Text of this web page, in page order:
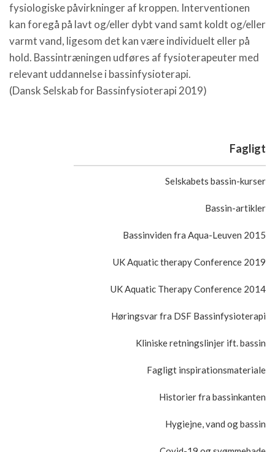
fysiologiske påvirkninger af kroppen. Interventionen
kan foregå på lavt og/eller dybt vand samt koldt og/eller
varmt vand, ligesom det kan være individuelt eller på
hold. Bassintræningen udføres af fysioterapeuter med
relevant uddannelse i bassinfysioterapi.
(Dansk Selskab for Bassinfysioterapi 2019)
Fagligt
Selskabets bassin-kurser
Bassin-artikler
Bassinviden fra Aqua-Leuven 2015
UK Aquatic therapy Conference 2019
UK Aquatic Therapy Conference 2014
Høringsvar fra DSF Bassinfysioterapi
Kliniske retningslinjer ift. bassin
Fagligt inspirationsmateriale
Historier fra bassinkanten
Hygiejne, vand og bassin